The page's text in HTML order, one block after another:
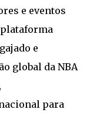
e eventos
e
global da NBA
para